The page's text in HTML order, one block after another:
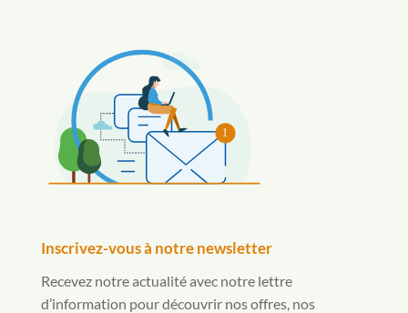
1
Inscrivez-vous à notre newsletter
Recevez notre actualité avec notre lettre
d’information pour découvrir nos offres, nos